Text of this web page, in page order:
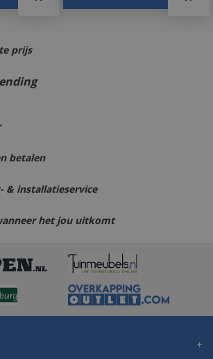
prijs
betalen
& installatieservice
het jou uitkomt